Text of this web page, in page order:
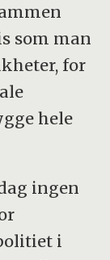
som man
for
hele
ingen
i